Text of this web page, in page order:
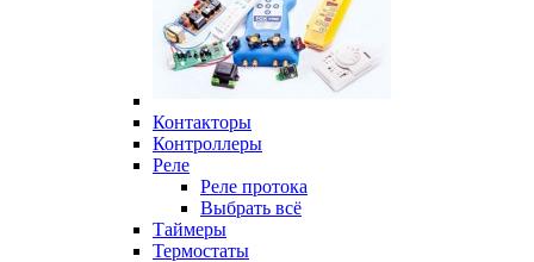
Контакторы
Контроллеры
Реле
Реле протока
Выбрать всё
Таймеры
Термостаты